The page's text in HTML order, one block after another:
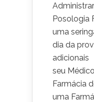
Posologia
uma
dia da
seu
Farmácia
uma